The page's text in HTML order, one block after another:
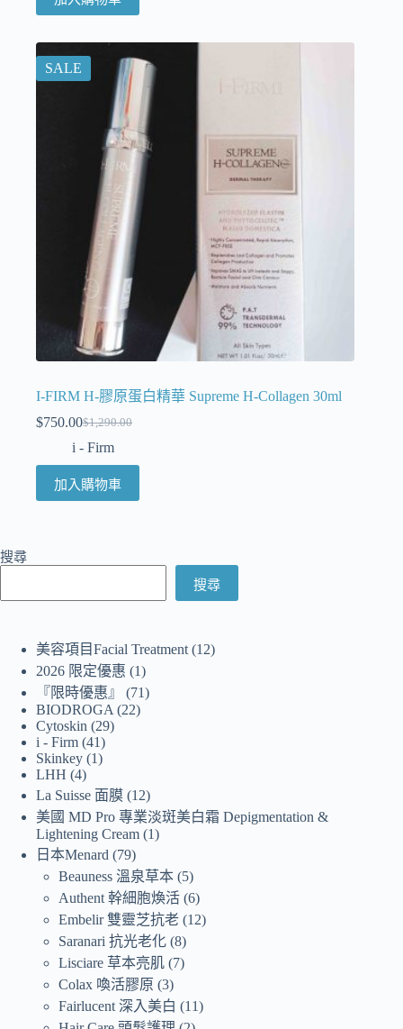
SALE
I-FIRM H-膠原蛋白精華 Supreme H-Collagen 30ml
$1,290.00
$750.00
i - Firm
加入購物車
搜尋
搜尋
美容項目Facial Treatment 12
2026 限定優惠
1
『限時優惠』
71
BIODROGA 22
Cytoskin 29
i - Firm 41
Skinkey 1
LHH 4
La Suisse 面膜 12
美國 MD Pro 專業淡斑美白霜 Depigmentation &
Lightening Cream 1
日本Menard 79
Beauness 溫泉草本 5
Authent 幹細胞煥活 6
Embelir 雙靈芝抗老 12
Saranari 抗光老化 8
Lisciare 草本亮肌 7
Colax 喚活膠原 3
Fairlucent 深入美白
11